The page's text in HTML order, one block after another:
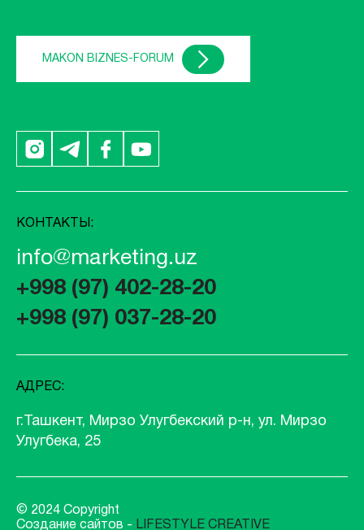
MAKON BIZNES-FORUM
КОНТАКТЫ:
info@marketing.uz
+998 (97) 402-28-20
+998 (97) 037-28-20
АДРЕС:
г.Ташкент, Мирзо Улугбекский р-н, ул. Мирзо
Улугбека, 25
© 2024 Copyright
Создание сайтов - LIFESTYLE CREATIVE